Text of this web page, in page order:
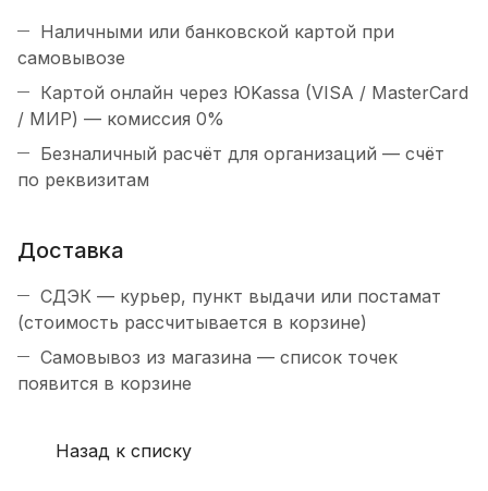
Наличными или банковской картой при
самовывозе
Картой онлайн через ЮKassa (VISA / MasterCard
/ МИР) — комиссия 0%
Безналичный расчёт для организаций — счёт
по реквизитам
Доставка
СДЭК — курьер, пункт выдачи или постамат
(стоимость рассчитывается в корзине)
Самовывоз из магазина — список точек
появится в корзине
Назад к списку